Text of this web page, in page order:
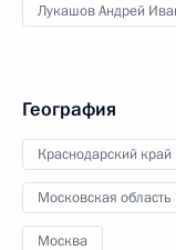
Лукашов Андрей
География
Краснодарский край
Московская область
Москва